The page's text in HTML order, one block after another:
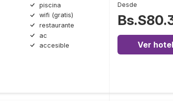
piscina
wifi (gratis)
restaurante
ac
accesible
Desde
Ver hotel